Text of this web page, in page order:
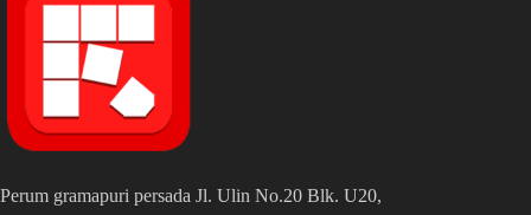
Perum gramapuri persada Jl. Ulin No.20 Blk. U20,